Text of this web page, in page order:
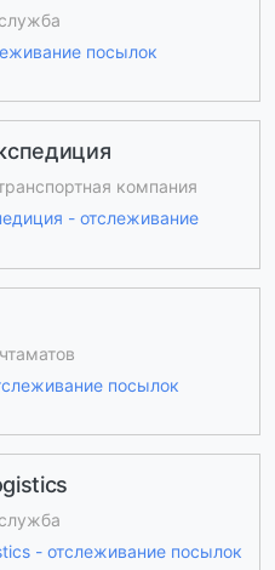
посылок
компания
- отслеживание
посылок
- отслеживание посылок